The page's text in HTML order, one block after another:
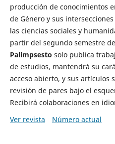
producción de conocimientos
de Género y sus
las ciencias sociales y
partir del segundo semestre
Palimpsesto solo publica
de estudios, mantendrá su
acceso abierto, y sus artículos
revisión de pares bajo el
Recibirá colaboraciones en
Ver revista
Número actual